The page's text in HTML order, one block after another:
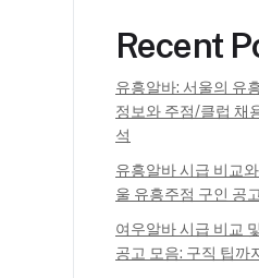
Recent
유흥알바: 서울의 유
정보와 주점/클럽 채
석
유흥알바 시급 비교
울 유흥주점 구인 공
여우알바 시급 비교
공고 모음: 구직 팁까